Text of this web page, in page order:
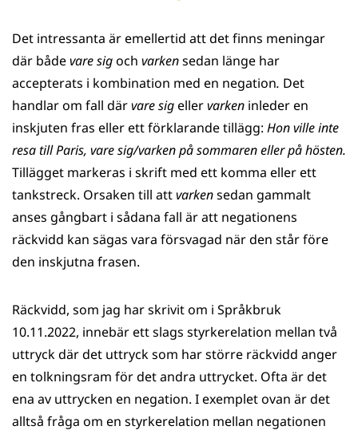
Det intressanta är emellertid att det finns meningar
där bådevare sigoch varkensedan länge har
accepterats i kombination med en negation. Det
handlar om fall därvare sigellervarken inleder en
inskjuten fras eller ett förklarande tillägg: Hon ville inte
resa till Paris, vare sig/varken på sommaren eller på hösten.
Tillägget markeras i skrift med ett komma eller ett
tankstreck. Orsaken till attvarkensedan gammalt
anses gångbart i sådana fall är att negationens
räckvidd kan sägas vara försvagad när den står före
den inskjutna frasen.
Räckvidd, som jag har skrivit om i Språkbruk
10.11.2022, innebär ett slags styrkerelation mellan två
uttryck där det uttryck som har större räckvidd anger
en tolkningsram för det andra uttrycket. Ofta är det
ena av uttrycken en negation. I exemplet ovan är det
alltså fråga om en styrkerelation mellan negationen